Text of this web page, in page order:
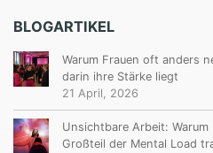
BLOGARTIKEL
Warum Frauen oft anders
darin ihre Stärke liegt
21 April, 2026
Unsichtbare Arbeit:
Großteil der Mental Load